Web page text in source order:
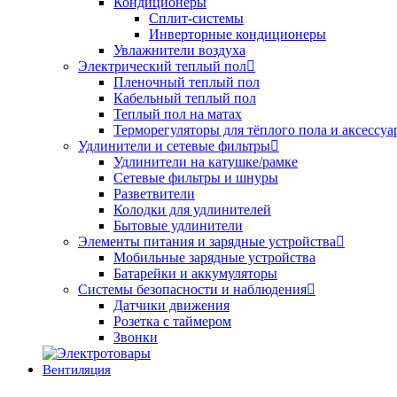
Сплит-системы
Инверторные кондиционеры
Увлажнители воздуха
Электрический теплый пол
Пленочный теплый пол
Кабельный теплый пол
Теплый пол на матах
Терморегуляторы для тёплого пола и
Удлинители и сетевые фильтры
Удлинители на катушке/рамке
Сетевые фильтры и шнуры
Разветвители
Колодки для удлинителей
Бытовые удлинители
Элементы питания и зарядные устройства
Мобильные зарядные устройства
Батарейки и аккумуляторы
Системы безопасности и наблюдения
Датчики движения
Розетка с таймером
Звонки
Вентиляция